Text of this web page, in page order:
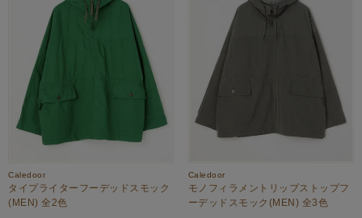
Caledoor
タイプライターフーデッドスモック
(MEN) 全2色
Caledoor
モノフィラメントリップストップフ
ーデッドスモック(MEN) 全3色